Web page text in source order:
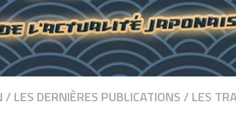
/ LES DERNIÈRES PUBLICATIONS / LES